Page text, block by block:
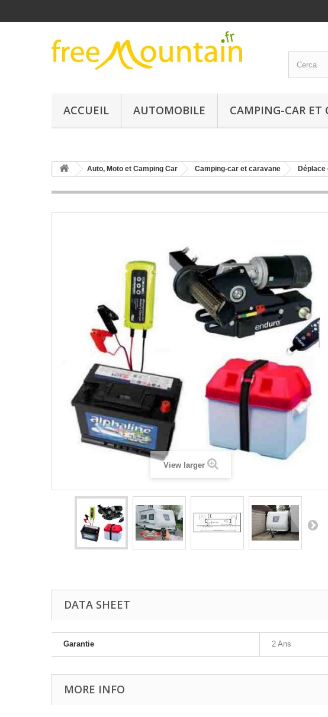
ACCUEIL AUTOMOBILE CAMPING-CAR ET
Auto, Moto et Camping Car Camping-car et caravane
View larger
DATA SHEET
Garantie 2 Ans
MORE INFO